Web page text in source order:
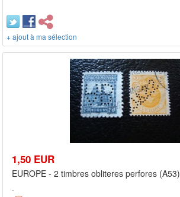
+ ajout à ma sélection
1,50 EUR
EUROPE - 2 timbres obliteres perfores (A53)